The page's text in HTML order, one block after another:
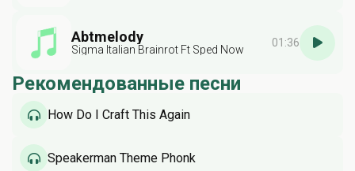
Abtmelody
Sigma Italian Brainrot Ft Sped Now
01:36
Рекомендованные песни
How Do I Craft This Again
Speakerman Theme Phonk